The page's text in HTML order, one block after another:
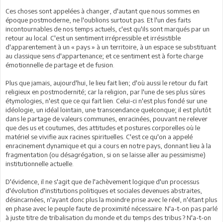
Ces choses sont appelées à changer, d'autant que nous sommes en
époque postmoderne, ne l'oublions surtout pas. Et l'un des faits
incontournables de nos temps actuels, c'est qu'ils sont marqués par un
retour au local. C'est un sentiment irrépressible et irrésistible
d'apparentement à un « pays » à un territoire, à un espace se substituant
au classique sens d'appartenance; et ce sentiment est à forte charge
émotionnelle de partage et de fusion.
Plus que jamais, aujourd'hui, le lieu fait lien; d'où aussi le retour du fait
religieux en postmodernité; car la religion, par l'une de ses plus sûres
étymologies, n'est que ce qui fait lien. Celui-ci n'est plus fondé sur une
idéologie, un idéal lointain, une transcendance quelconque; il est plutôt
dans le partage de valeurs communes, enracinées, pouvant ne relever
que des us et coutumes, des attitudes et postures corporelles où le
matériel se vivifie aux racines spirituelles. C'est ce qu'on a appelé
enracinement dynamique et qui a cours en notre pays, donnant lieu à la
fragmentation (ou désagrégation, si on se laisse aller au pessimisme)
institutionnelle actuelle.
D'évidence, il ne s'agit que de l'achèvement logique d'un processus
d'évolution d'institutions politiques et sociales devenues abstraites,
désincarnées, n'ayant donc plus la moindre prise avec le réel, n'étant plus
en phase avec le peuple faute de proximité nécessaire. N'a-t-on pas parlé
à juste titre de tribalisation du monde et du temps des tribus ? N'a-t-on